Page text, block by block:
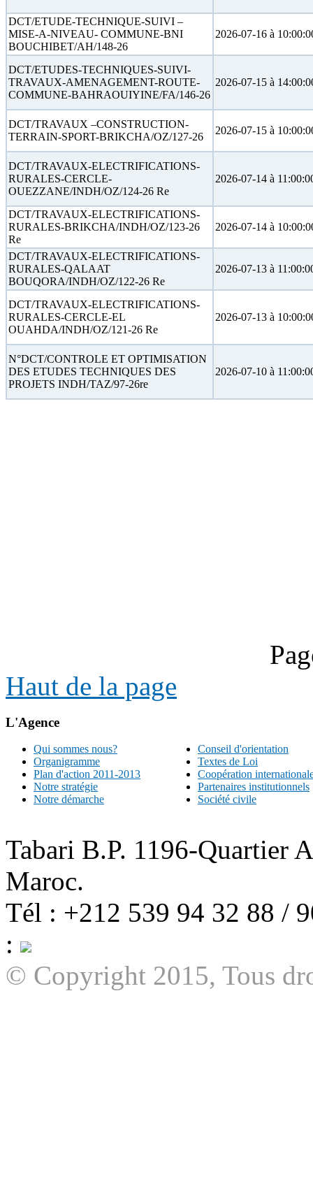
DCT/ETUDE-TECHNIQUE-SUIVI –
MISE-A-NIVEAU- COMMUNE-BNI
BOUCHIBET/AH/148-26
2026-07-16 à
DCT/ETUDES-TECHNIQUES-SUIVI-
TRAVAUX-AMENAGEMENT-ROUTE-
COMMUNE-BAHRAOUIYINE/FA/146-26
2026-07-15 à
DCT/TRAVAUX –CONSTRUCTION-
TERRAIN-SPORT-BRIKCHA/OZ/127-26
2026-07-15 à
DCT/TRAVAUX-ELECTRIFICATIONS-
RURALES-CERCLE-
OUEZZANE/INDH/OZ/124-26 Re
2026-07-14 à
DCT/TRAVAUX-ELECTRIFICATIONS-
RURALES-BRIKCHA/INDH/OZ/123-26
Re
2026-07-14 à
DCT/TRAVAUX-ELECTRIFICATIONS-
RURALES-QALAAT
BOUQORA/INDH/OZ/122-26 Re
2026-07-13 à
DCT/TRAVAUX-ELECTRIFICATIONS-
RURALES-CERCLE-EL
OUAHDA/INDH/OZ/121-26 Re
2026-07-13 à
N°DCT/CONTROLE ET OPTIMISATION
DES ETUDES TECHNIQUES DES
PROJETS INDH/TAZ/97-26re
2026-07-10 à
Haut de la page
L'Agence
Qui sommes nous?
Organigramme
Plan d'action 2011-2013
Notre stratégie
Notre démarche
Conseil d'orientation
Textes de Loi
Coopération
Partenaires institutionnels
Société civile
Tabari B.P. 1196-Quartier
Maroc.
Tél : +212 539 94 32 88 /
:
© Copyright 2015, Tous